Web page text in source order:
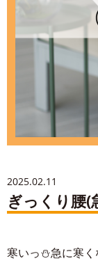
2025.02.11
ぎっくり腰(
寒いっ⛄急に寒